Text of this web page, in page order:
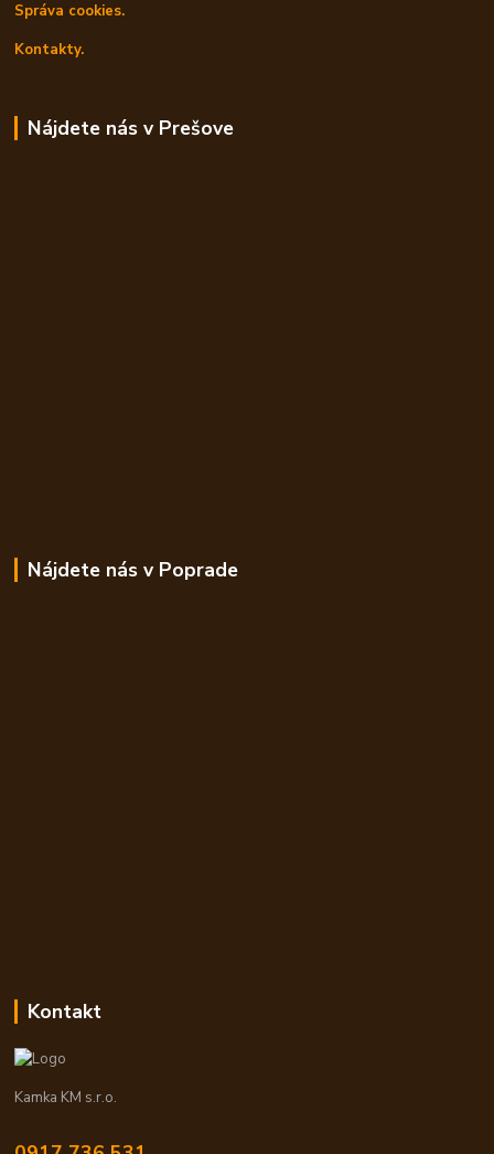
Správa cookies.
Kontakty.
Nájdete nás v Prešove
Nájdete nás v Poprade
Kontakt
Kamka KM s.r.o.